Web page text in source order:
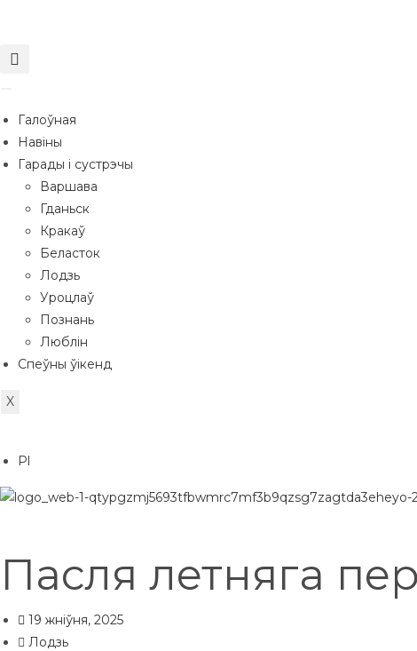
Галоўная
Навіны
Гарады і сустрэчы
Варшава
Гданьск
Кракаў
Беласток
Лодзь
Уроцлаў
Познань
Люблін
Спеўны ўікенд
X
Pl
Пасля летняга
19 жніўня, 2025
Лодзь